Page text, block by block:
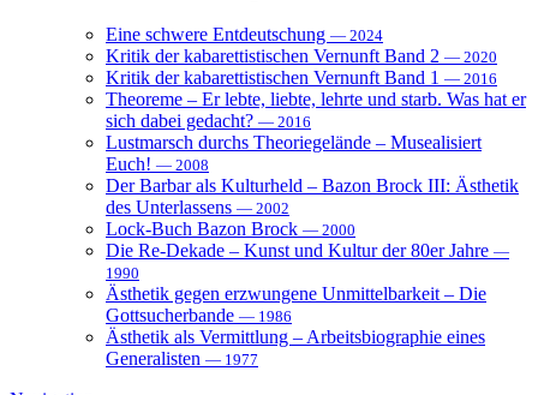
Eine schwere Entdeutschung — 2024
Kritik der kabarettistischen Vernunft Band 2 — 2020
Kritik der kabarettistischen Vernunft Band 1 — 2016
Theoreme – Er lebte, liebte, lehrte und starb. Was hat er
sich dabei gedacht? — 2016
Lustmarsch durchs Theoriegelände – Musealisiert
Euch! — 2008
Der Barbar als Kulturheld – Bazon Brock III: Ästhetik
des Unterlassens — 2002
Lock-Buch Bazon Brock — 2000
Die Re-Dekade – Kunst und Kultur der 80er Jahre —
1990
Ästhetik gegen erzwungene Unmittelbarkeit – Die
Gottsucherbande — 1986
Ästhetik als Vermittlung – Arbeitsbiographie eines
Generalisten — 1977